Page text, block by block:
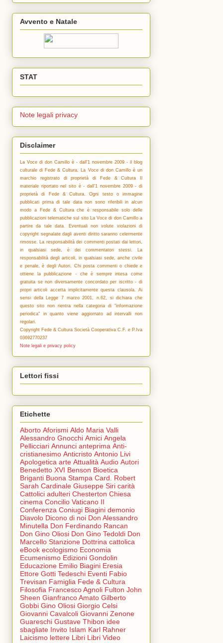
Avvento e Natale
STAT
Note legali privacy
Disclaimer
La Voce di don Camillo è - dall'1 novembre 2009 - il blog
culturale di Fede & Cultura. La Voce di don Camillo è un
marchio registrato di proprietà di Fede & Cultura Il
materiale riportato nel sito è - dall'1 novembre 2009 - di
proprietà di Fede & Cultura. Ogni testo o immagine
pubblicati prima di tale data non sono riferibili in alcun
modo a Fede & Cultura che è responsabile solo delle
pubblicazioni telematiche sul sito La Voce di don Camillo a
partire da tale data. Eventuali non volute violazioni di
copyright segnalate dagli aventi diritto saranno celermente
rimosse. La responsabilità dei commenti postati dai lettori,
in qualsiasi sede, è dei commentatori stessi. La
responsabilità degli articoli, in qualsiasi sede, anche civile
e penale, è degli Autori. Chi posta commenti o chiede e
ottiene la pubblicazione - che è sempre intesa come
gratuita se non diversamente concordato per iscritto - di
propri articoli accetta implicitamente questa clausola. Ai
sensi della Legge 7 marzo 2001, n.62, si dichiara che
questo sito non rientra nella categoria di "informazione
periodica" in quanto viene aggiornato ad intervalli non
regolari.
Copyright Fede & Cultura Società Cooperativa C.F. e P.Iva
03692770237
Note legali e privacy policy
Lettori fissi
Etichette
Aborto Aforismi Aldo Maria Valli
Alessandro Gnocchi Amici Angela
Pellicciari Annunci anteprima Anti-
cristianesimo Anticristo Antonio Livi
Apologetica arte Attualità Audio Autori
Benedetto XVI Benson Bioetica
Briganti Buona Stampa Card. Robert
Sarah Cardinale Giuseppe Siri carità
Cattolici adulteri Chesterton Chiesa
cinema Concilio Vaticano II
Conferenza Coniugi Biagini demonio
Diavolo Dicono di noi Don Alessandro
Minutella Don Ferdinando Rancan
Don Gino Oliosi Don Gino Tedoldi Don
Marcello Stanzione Dottrina cattolica
eBook ecologismo Economia
Ecumenismo Edizioni Gondolin
Educazione Emilio Biagini Eresia
Ettore Gotti Tedeschi Eventi Fabio
Trevisan Famiglia Fede & Cultura
Filosofia Francesco Agnoli Fulton John
Sheen Gianfranco Amato Gilberto
Gobbi Gino Oliosi Giorgio Celsi
Giovanni Cavalcoli Giovanni Zenone
Guareschi Gustave Thibon idee
sbagliate Invito Islam Karl Rahner
Laicismo lettere Libri Libri Video